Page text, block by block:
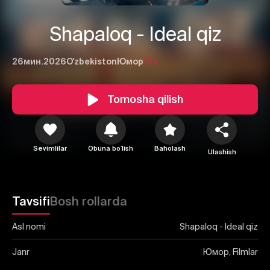
Shapaloq - Ideal qiz
26мин.2026O'zbekiston Юмор16+
Tomosha qilish
Sevimlilar Obuna boʻlish Baholash Ulashish
TavsifiBosh rollarda
Asl nomi Shapaloq - Ideal qiz
Janr Юмор, Filmlar
1 2
Yuborish
Bekor qilish Tizimga kirish